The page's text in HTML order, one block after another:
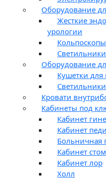
Оборудование
Жесткие
урологии
Кольпоскопы
Оборудование
Кушетки для
Кровати
Кабинеты под
Кабинет
Кабинет
Больничная
Кабинет
Кабинет лор
Холл